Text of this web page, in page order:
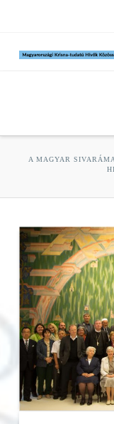
A MAGYAR